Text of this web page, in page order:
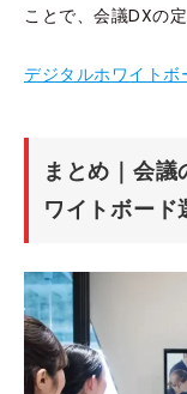
ことで、会議DXの
デジタルホワイトボ
まとめ｜会
ワイトボード